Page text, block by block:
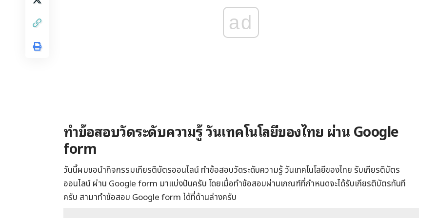
ad
ทำข้อสอบวัดระดับความรู้ วันเทคโนโลยีของไทย ผ่าน Google
form
วันนี้ผมขอนำกิจกรรมเกียรติบัตรออนไลน์ ทำข้อสอบวัดระดับความรู้ วันเทคโนโลยีของไทย รับเกียรติบัตร
ออนไลน์ ผ่าน Google form มาแบ่งปันครับ โดยเมื่อทำข้อสอบผ่านเกณฑ์ที่กำหนดจะได้รับเกียรติบัตรทันที
ครับ สามาทำข้อสอบ Google form ได้ที่ด้านล่างครับ